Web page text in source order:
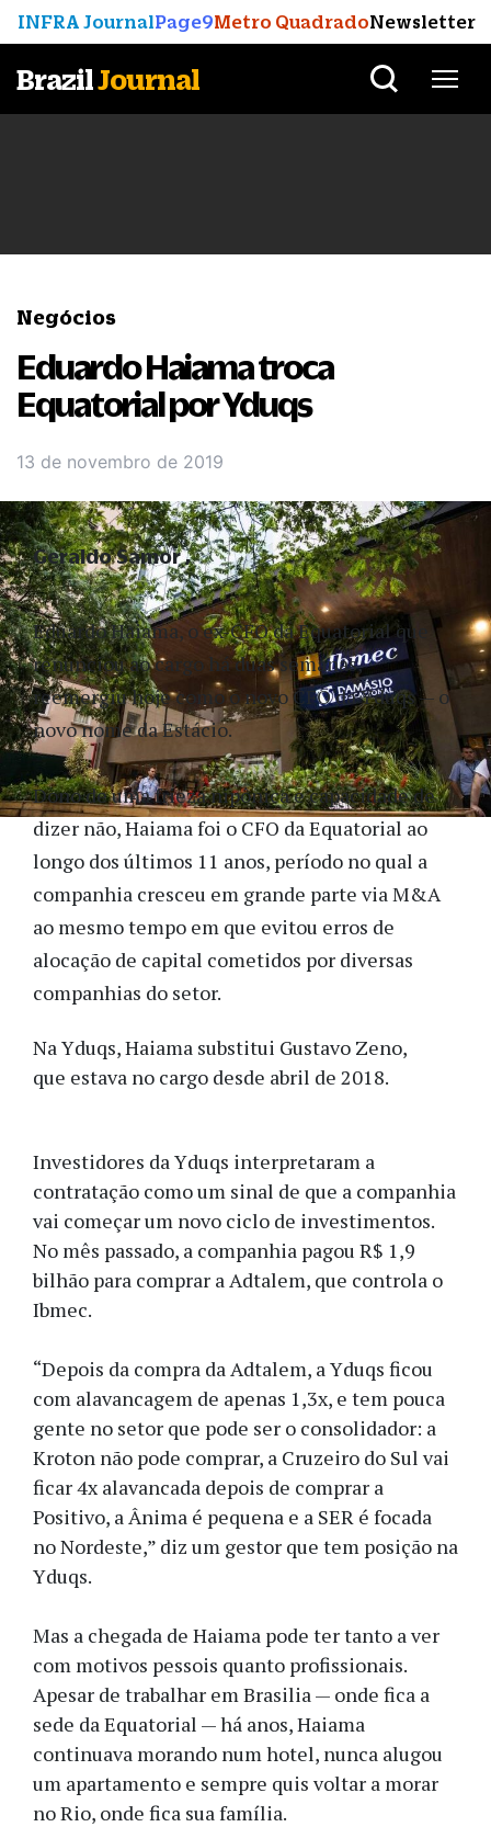
INFRA JournalPage9Metro QuadradoNewsletter
BrazilJournal
Negócios
Eduardo Haiama troca
Equatorial por Yduqs
13 de novembro de 2019
Eduardo Haiama, o ex-CFO da Equatorial que
renunciou ao cargo há duas semanas,
reemergiu hoje como o novo CFO da Yduqs — o
novo nome da Estácio.
Dono de uma frieza nipônica e capacidade de
dizer não, Haiama foi o CFO da Equatorial ao
longo dos últimos 11 anos, período no qual a
companhia cresceu em grande parte via M&A
ao mesmo tempo em que evitou erros de
alocação de capital cometidos por diversas
companhias do setor.
Na Yduqs, Haiama substitui Gustavo Zeno,
que estava no cargo desde abril de 2018.
Investidores da Yduqs interpretaram a
contratação como um sinal de que a companhia
vai começar um novo ciclo de investimentos.
No mês passado, a companhia pagou R$ 1,9
bilhão para comprar a Adtalem, que controla o
Ibmec.
“Depois da compra da Adtalem, a Yduqs ficou
com alavancagem de apenas 1,3x, e tem pouca
gente no setor que pode ser o consolidador: a
Kroton não pode comprar, a Cruzeiro do Sul vai
ficar 4x alavancada depois de comprar a
Positivo, a Ânima é pequena e a SER é focada
no Nordeste,” diz um gestor que tem posição na
Yduqs.
Mas a chegada de Haiama pode ter tanto a ver
com motivos pessois quanto profissionais.
Apesar de trabalhar em Brasilia — onde fica a
sede da Equatorial — há anos, Haiama
continuava morando num hotel, nunca alugou
um apartamento e sempre quis voltar a morar
no Rio, onde fica sua família.
Geraldo Samor